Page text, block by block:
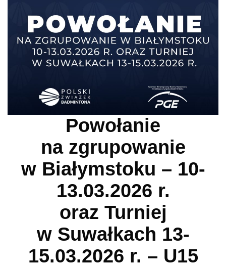
Powołanie
na zgrupowanie
w Białymstoku – 10-
13.03.2026 r.
oraz Turniej
w Suwałkach 13-
15.03.2026 r. – U15